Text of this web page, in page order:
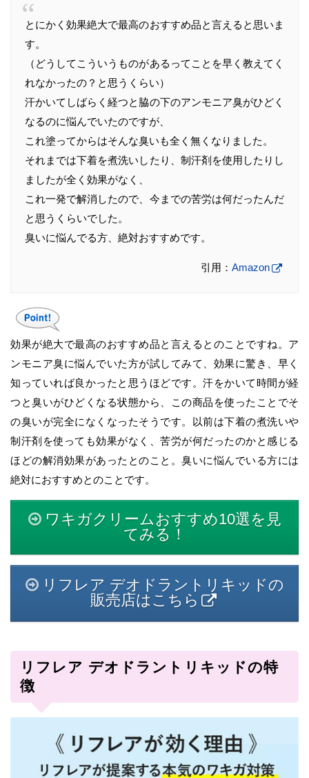
とにかく効果絶大で最高のおすすめ品と言えると思いま
す。
（どうしてこういうものがあるってことを早く教えてく
れなかったの？と思うくらい）
汗かいてしばらく経つと脇の下のアンモニア臭がひどく
なるのに悩んでいたのですが、
これ塗ってからはそんな臭いも全く無くなりました。
それまでは下着を煮洗いしたり、制汗剤を使用したりし
ましたが全く効果がなく、
これ一発で解消したので、今までの苦労は何だったんだ
と思うくらいでした。
臭いに悩んでる方、絶対おすすめです。
引用： Amazon
効果が絶大で最高のおすすめ品と言えるとのことですね。ア
ンモニア臭に悩んでいた方が試してみて、効果に驚き、早く
知っていれば良かったと思うほどです。汗をかいて時間が経
つと臭いがひどくなる状態から、この商品を使ったことでそ
の臭いが完全になくなったそうです。以前は下着の煮洗いや
制汗剤を使っても効果がなく、苦労が何だったのかと感じる
ほどの解消効果があったとのこと。臭いに悩んでいる方には
絶対におすすめとのことです。
ワキガクリームおすすめ10選を見
てみる！
リフレア デオドラントリキッドの
販売店はこちら
リフレア デオドラントリキッドの特
徴